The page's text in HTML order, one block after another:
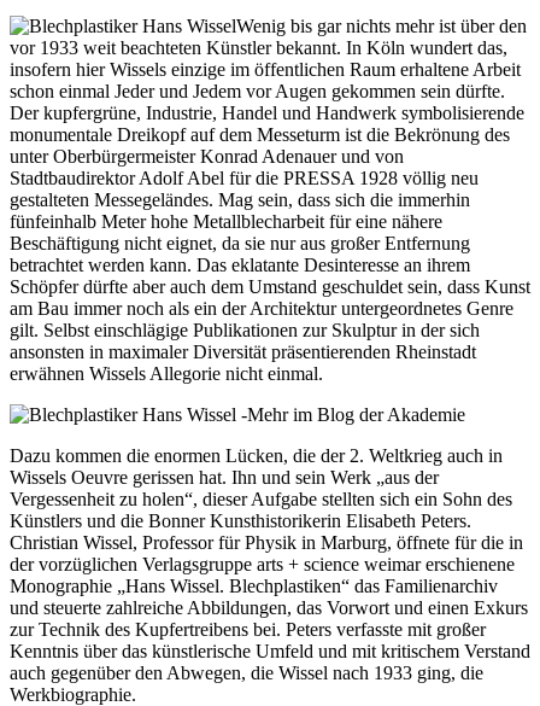
Wenig bis gar nichts mehr ist über den
vor 1933 weit beachteten Künstler bekannt. In Köln wundert das,
insofern hier Wissels einzige im öffentlichen Raum erhaltene Arbeit
schon einmal Jeder und Jedem vor Augen gekommen sein dürfte.
Der kupfergrüne, Industrie, Handel und Handwerk symbolisierende
monumentale Dreikopf auf dem Messeturm ist die Bekrönung des
unter Oberbürgermeister Konrad Adenauer und von
Stadtbaudirektor Adolf Abel für die PRESSA 1928 völlig neu
gestalteten Messegeländes. Mag sein, dass sich die immerhin
fünfeinhalb Meter hohe Metallblecharbeit für eine nähere
Beschäftigung nicht eignet, da sie nur aus großer Entfernung
betrachtet werden kann. Das eklatante Desinteresse an ihrem
Schöpfer dürfte aber auch dem Umstand geschuldet sein, dass Kunst
am Bau immer noch als ein der Architektur untergeordnetes Genre
gilt. Selbst einschlägige Publikationen zur Skulptur in der sich
ansonsten in maximaler Diversität präsentierenden Rheinstadt
erwähnen Wissels Allegorie nicht einmal.
Dazu kommen die enormen Lücken, die der 2. Weltkrieg auch in
Wissels Oeuvre gerissen hat. Ihn und sein Werk „aus der
Vergessenheit zu holen“, dieser Aufgabe stellten sich ein Sohn des
Künstlers und die Bonner Kunsthistorikerin Elisabeth Peters.
Christian Wissel, Professor für Physik in Marburg, öffnete für die in
der vorzüglichen Verlagsgruppe arts + science weimar erschienene
Monographie „Hans Wissel. Blechplastiken“ das Familienarchiv
und steuerte zahlreiche Abbildungen, das Vorwort und einen Exkurs
zur Technik des Kupfertreibens bei. Peters verfasste mit großer
Kenntnis über das künstlerische Umfeld und mit kritischem Verstand
auch gegenüber den Abwegen, die Wissel nach 1933 ging, die
Werkbiographie.